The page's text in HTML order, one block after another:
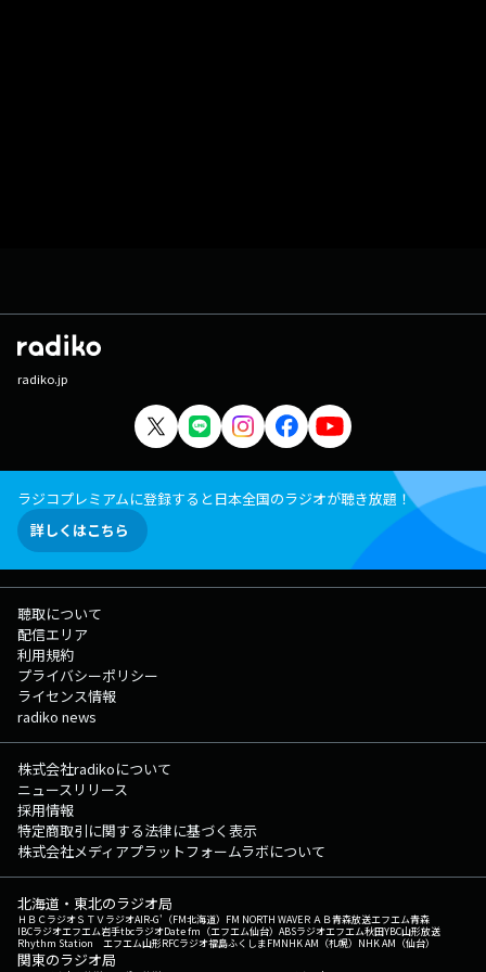
radiko.jp
ラジコプレミアムに登録すると日本全国のラジオが聴き放題！
詳しくはこちら
聴取について
配信エリア
利用規約
プライバシーポリシー
ライセンス情報
radiko news
株式会社radikoについて
ニュースリリース
採用情報
特定商取引に関する法律に基づく表示
株式会社メディアプラットフォームラボについて
北海道・東北のラジオ局
ＨＢＣラジオＳＴＶラジオAIR-G'（FM北海道） FM NORTH WAVEＲＡＢ青森放送エフエム青森
IBCラジオエフエム岩手tbcラジオDate fm（エフエム仙台） ABSラジオエフエム秋田YBC山形放送
Rhythm Station エフエム山形RFCラジオ福島ふくしまFMNHK AM（札幌） NHK AM（仙台）
関東のラジオ局